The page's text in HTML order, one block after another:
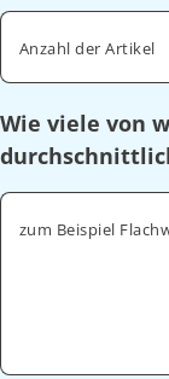
Anzahl der Artikel
Wie viele von
zum Beispiel